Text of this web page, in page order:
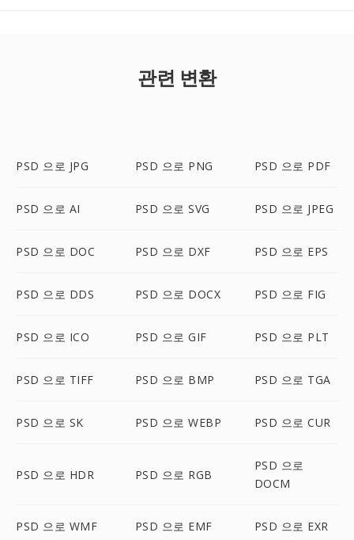
관련 변환
PSD 으로 JPG PSD 으로 PNG PSD 으로 PDF
PSD 으로 AI PSD 으로 SVG PSD 으로 JPEG
PSD 으로 DOC PSD 으로 DXF PSD 으로 EPS
PSD 으로 DDS PSD 으로 DOCX PSD 으로 FIG
PSD 으로 ICO PSD 으로 GIF PSD 으로 PLT
PSD 으로 TIFF PSD 으로 BMP PSD 으로 TGA
PSD 으로 SK PSD 으로 WEBP PSD 으로 CUR
PSD 으로 HDR PSD 으로 RGB
PSD 으로
DOCM
PSD 으로 WMF PSD 으로 EMF PSD 으로 EXR